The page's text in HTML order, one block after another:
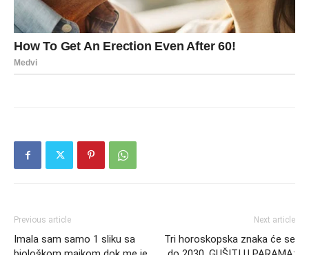
Previous article
Imala sam samo 1 sliku sa
Next article
Tri horoskopska znaka će se